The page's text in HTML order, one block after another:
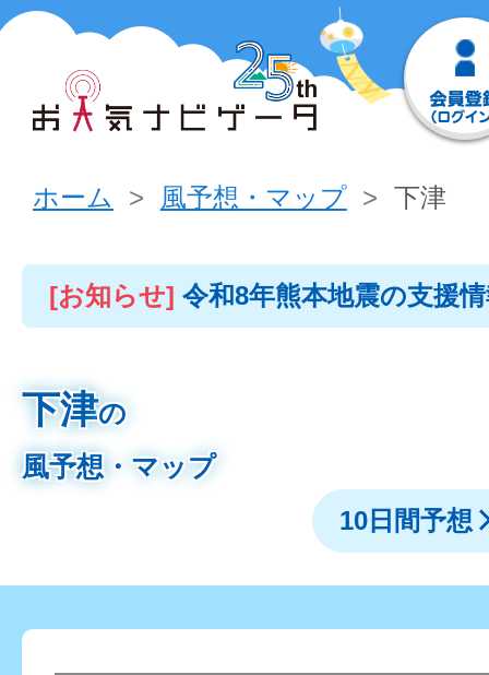
ホーム 風予想・マップ 下津
[お知らせ] 令和8年熊本地震の支援
下津の
風予想・マップ
10日間予想